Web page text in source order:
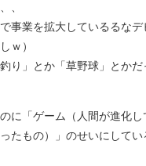
、
事業を拡大しているるな
ｗ）
り」とか「草野球」とか
に「ゲーム（人間が進化し
たもの）」のせいにして